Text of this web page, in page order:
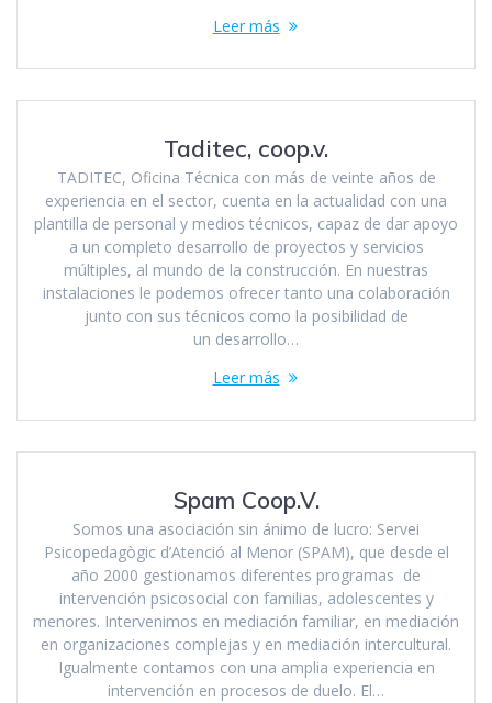
Leer más
Taditec, coop.v.
TADITEC, Oficina Técnica con más de veinte años de
experiencia en el sector, cuenta en la actualidad con una
plantilla de personal y medios técnicos, capaz de dar apoyo
a un completo desarrollo de proyectos y servicios
múltiples, al mundo de la construcción. En nuestras
instalaciones le podemos ofrecer tanto una colaboración
junto con sus técnicos como la posibilidad de
un desarrollo…
Leer más
Spam Coop.V.
Somos una asociación sin ánimo de lucro: Servei
Psicopedagògic d’Atenció al Menor (SPAM), que desde el
año 2000 gestionamos diferentes programas de
intervención psicosocial con familias, adolescentes y
menores. Intervenimos en mediación familiar, en mediación
en organizaciones complejas y en mediación intercultural.
Igualmente contamos con una amplia experiencia en
intervención en procesos de duelo. El…